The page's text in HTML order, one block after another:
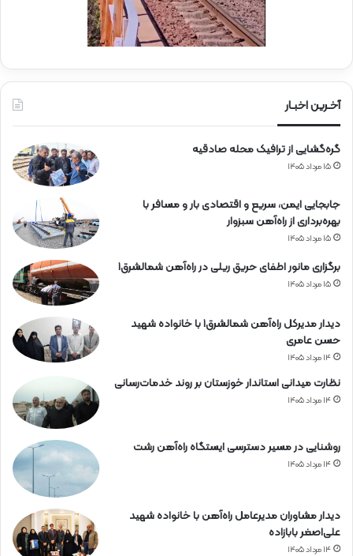
ی
ا
ن
ر
ا
ن
آخـرین اخبـار
گره‌گشایی از ترافیک محله صادقیه
۱۵ مرداد ۱۴۰۵
جابجایی ایمن، سریع و اقتصادی بار و مسافر با
بهره‌برداری از راه‌آهن سبزوار
۱۵ مرداد ۱۴۰۵
برگزاری مانور اطفای حریق ریلی در راه‌آهن شمالشرق۱
۱۵ مرداد ۱۴۰۵
دیدار مدیرکل راه‌آهن شمالشرق۱ با خانواده شهید
حسن عامری
۱۴ مرداد ۱۴۰۵
نظارت میدانی استاندار خوزستان بر روند خدمات‌رسانی
۱۴ مرداد ۱۴۰۵
روشنایی در مسیر دسترسی ایستگاه راه‌آهن رشت
۱۴ مرداد ۱۴۰۵
دیدار مشاوران مدیرعامل راه‌آهن با خانواده شهید
علی‌اصغر بابازاده
۱۴ مرداد ۱۴۰۵